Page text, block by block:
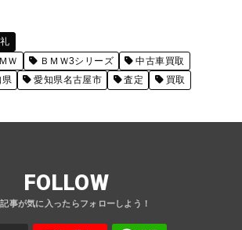
Ｗ ＢＭＷ3シリーズ
中古車買取
県 愛知県名古屋市 査定
買取
FOLLOW